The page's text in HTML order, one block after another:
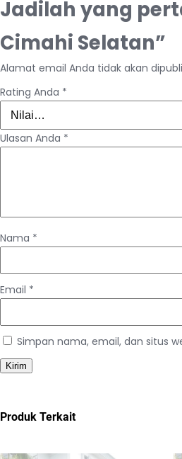
Jadilah yang
Cimahi Selatan”
Alamat email Anda tidak akan
Rating Anda *
Ulasan Anda *
Nama *
Email *
Simpan nama, email, dan situs
Produk Terkait